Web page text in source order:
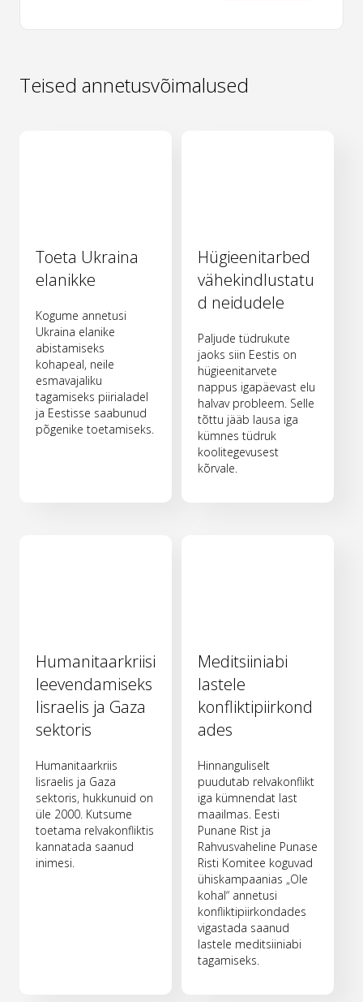
Teised annetusvõimalused
Toeta Ukraina
elanikke
Kogume annetusi
Ukraina elanike
abistamiseks
kohapeal, neile
esmavajaliku
tagamiseks piirialadel
ja Eestisse saabunud
põgenike toetamiseks.
Hügieenitarbed
vähekindlustatu
d neidudele
Paljude tüdrukute
jaoks siin Eestis on
hügieenitarvete
nappus igapäevast elu
halvav probleem. Selle
tõttu jääb lausa iga
kümnes tüdruk
koolitegevusest
kõrvale.
Humanitaarkriisi
leevendamiseks
Iisraelis ja Gaza
sektoris
Humanitaarkriis
Iisraelis ja Gaza
sektoris, hukkunuid on
üle 2000. Kutsume
toetama relvakonfliktis
kannatada saanud
inimesi.
Meditsiiniabi
lastele
konfliktipiirkond
ades
Hinnanguliselt
puudutab relvakonflikt
iga kümnendat last
maailmas. Eesti
Punane Rist ja
Rahvusvaheline Punase
Risti Komitee koguvad
ühiskampaanias „Ole
kohal“ annetusi
konfliktipiirkondades
vigastada saanud
lastele meditsiiniabi
tagamiseks.